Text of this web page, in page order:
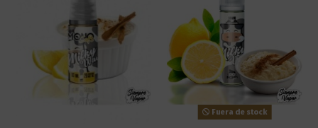
Fuera de stock